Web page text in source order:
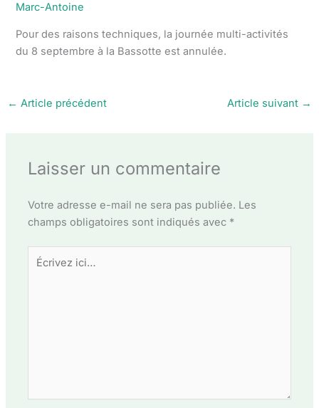
Marc-Antoine
Pour des raisons techniques, la journée multi-activités
du 8 septembre à la Bassotte est annulée.
← Article précédent Article suivant →
Laisser un commentaire
Votre adresse e-mail ne sera pas publiée. Les
champs obligatoires sont indiqués avec *
Écrivez